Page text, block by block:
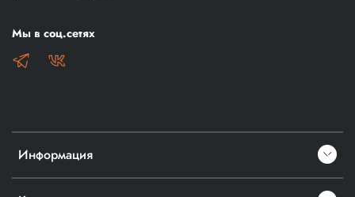
Информация
Мы в соц.сетях